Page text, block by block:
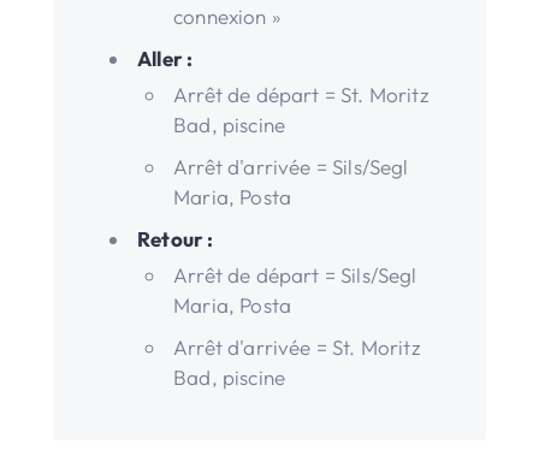
connexion »
Aller :
Arrêt de départ = St. Moritz
Bad, piscine
Arrêt d'arrivée = Sils/Segl
Maria, Posta
Retour :
Arrêt de départ = Sils/Segl
Maria, Posta
Arrêt d'arrivée = St. Moritz
Bad, piscine